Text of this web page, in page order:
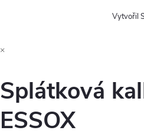
Vytvořil
×
Splátková
ESSOX